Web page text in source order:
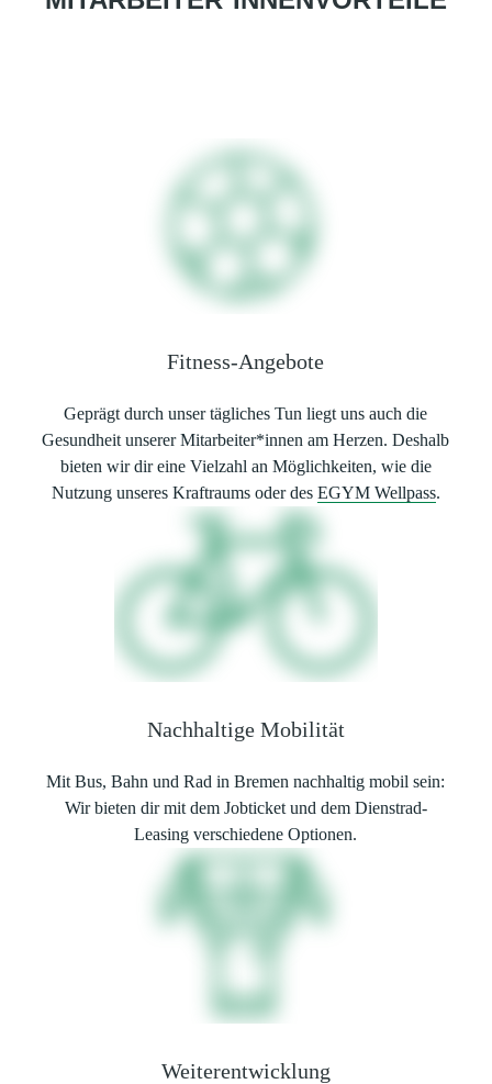
Fitness-Angebote
Geprägt durch unser tägliches Tun liegt uns auch die
Gesundheit unserer Mitarbeiter*innen am Herzen. Deshalb
bieten wir dir eine Vielzahl an Möglichkeiten, wie die
Nutzung unseres Kraftraums oder des EGYM Wellpass.
Nachhaltige Mobilität
Mit Bus, Bahn und Rad in Bremen nachhaltig mobil sein:
Wir bieten dir mit dem Jobticket und dem Dienstrad-
Leasing verschiedene Optionen.
Weiterentwicklung